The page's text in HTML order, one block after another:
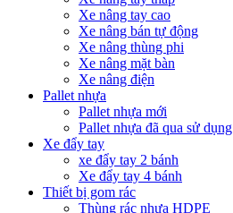
Xe nâng tay cao
Xe nâng bán tự động
Xe nâng thùng phi
Xe nâng mặt bàn
Xe nâng điện
Pallet nhựa
Pallet nhựa mới
Pallet nhựa đã qua sử dụng
Xe đẩy tay
xe đẩy tay 2 bánh
Xe đẩy tay 4 bánh
Thiết bị gom rác
Thùng rác nhựa HDPE